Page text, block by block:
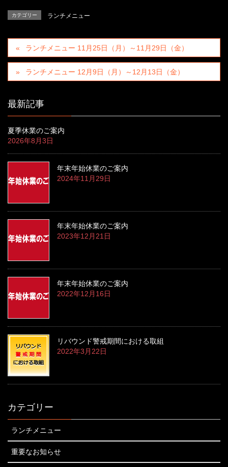
カテゴリー ランチメニュー
ランチメニュー 11月25日（月）～11月29日（金）
ランチメニュー 12月9日（月）～12月13日（金）
最新記事
夏季休業のご案内
2026年8月3日
年末年始休業のご案内
2024年11月29日
年末年始休業のご案内
2023年12月21日
年末年始休業のご案内
2022年12月16日
リバウンド警戒期間における取組
2022年3月22日
カテゴリー
ランチメニュー
重要なお知らせ